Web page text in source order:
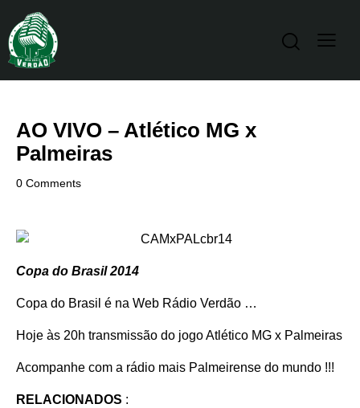
AO VIVO – Atlético MG x
Palmeiras
0 Comments
Copa do Brasil 2014
Copa do Brasil é na Web Rádio Verdão …
Hoje às 20h transmissão do jogo Atlético MG x Palmeiras
Acompanhe com a rádio mais Palmeirense do mundo !!!
RELACIONADOS :